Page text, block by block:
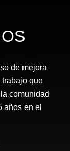
de mejora
que
comunidad
años en el